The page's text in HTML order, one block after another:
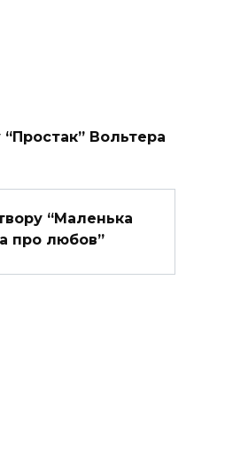
Вольтера
“Маленька
про любов”